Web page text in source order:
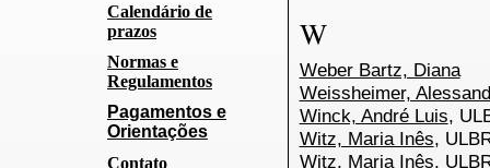
Calendário de
prazos
Normas e
Regulamentos
Pagamentos e
Orientações
Contato
W
Weber Bartz, Diana
Weissheimer,
Winck, André Luis,
Witz, Maria Inês,
Witz, Maria Inês,